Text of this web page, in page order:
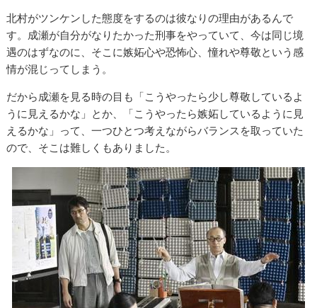
北村がツンケンした態度をするのは彼なりの理由があるんで
す。成瀬が自分がなりたかった刑事をやっていて、今は同じ境
遇のはずなのに、そこに嫉妬心や恐怖心、憧れや尊敬という感
情が混じってしまう。
だから成瀬を見る時の目も「こうやったら少し尊敬しているよ
うに見えるかな」とか、「こうやったら嫉妬しているように見
えるかな」って、一つひとつ考えながらバランスを取っていた
ので、そこは難しくもありました。